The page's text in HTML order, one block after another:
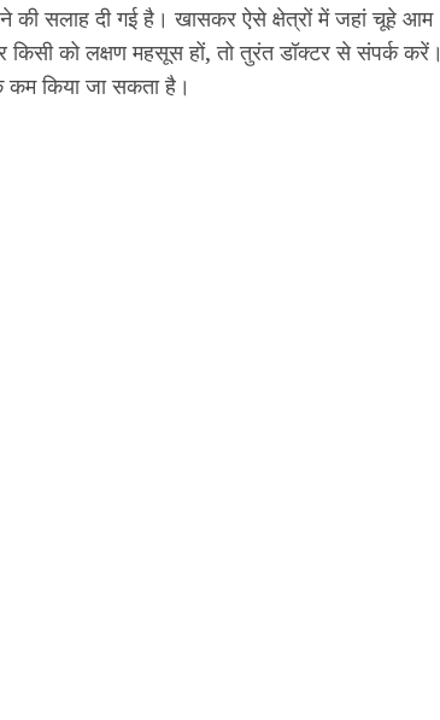
की सलाह दी गई है। खासकर ऐसे क्षेत्रों में जहां चूहे आम
को लक्षण महसूस हों, तो तुरंत डॉक्टर से संपर्क करें।
किया जा सकता है।